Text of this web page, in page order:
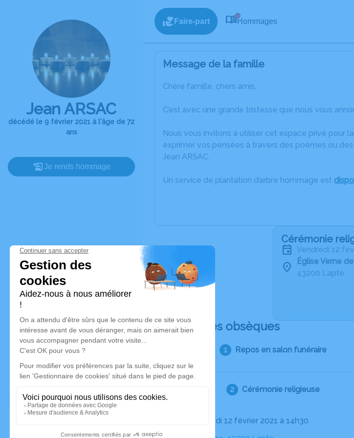
Jean ARSAC
décédé le 9 février 2021 à l'âge de 72
ans
Je rends hommage
Faire-part Hommages
Message de la famille
Chère famille, chers amis,
C’est avec une grande tristesse que nous vous
Nous vous invitons à utiliser cet espace privé pour
exprimer vos pensées à travers des poèmes ou
Jean ARSAC.
Un service de plantation d’arbre hommage est
Cérémonie
vendredi 12
Église Verne
43200 Lapte
Déroulé des obsèques
Repos en salon funéraire
Cérémonie religieuse
Le vendredi 12 février 2021 à 14h30